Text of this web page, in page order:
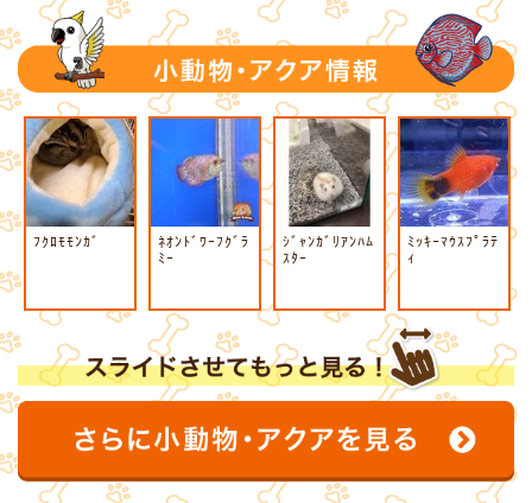
ﾌｸﾛﾓﾓﾝｶﾞ
ﾈｵﾝﾄﾞﾜｰﾌｸﾞﾗ
ﾐｰ
ｼﾞｬﾝｶﾞﾘｱﾝﾊﾑ
ｽﾀｰ
ﾐｯｷｰﾏｳｽﾌﾟﾗﾃ
ｨ